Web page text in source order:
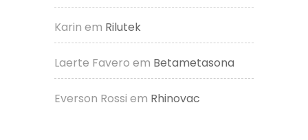
Karin em Rilutek
Laerte Favero em Betametasona
Everson Rossi em Rhinovac